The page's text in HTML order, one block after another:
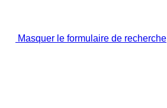
Masquer le formulaire de recherche